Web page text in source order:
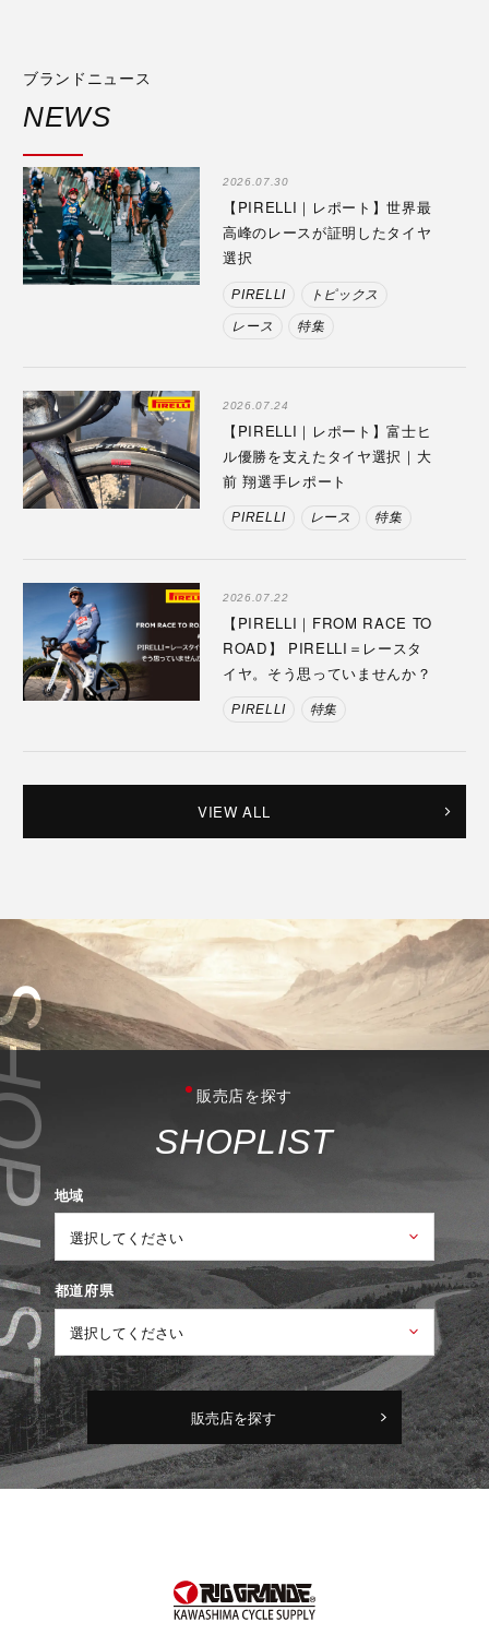
ブランドニュース
NEWS
2026.07.30
【PIRELLI｜レポート】世界最
高峰のレースが証明したタイヤ
選択
PIRELLI トピックス
レース 特集
2026.07.24
【PIRELLI｜レポート】富士ヒ
ル優勝を支えたタイヤ選択｜大
前 翔選手レポート
PIRELLI レース 特集
2026.07.22
【PIRELLI｜FROM RACE TO
ROAD】 PIRELLI＝レースタ
イヤ。そう思っていませんか？
PIRELLI 特集
VIEW ALL
販売店を探す
SHOPLIST
地域
都道府県
販売店を探す